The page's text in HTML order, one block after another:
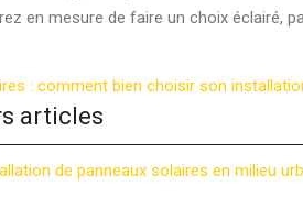
en mesure de faire un choix éclairé,
: comment bien choisir son
articles
de panneaux solaires en milieu